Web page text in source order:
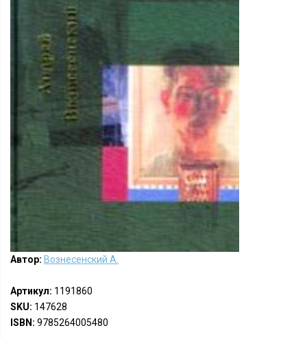
Автор: Вознесенский А.
Артикул: 1191860
SKU: 147628
ISBN: 9785264005480